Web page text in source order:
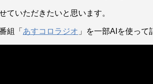
ていただきたいと思います。
組「 あすコロラジオ 」を一部AIを使っ